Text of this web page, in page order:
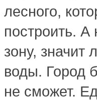
лесного,
построить.
зону, значит
воды. Город
не сможет.